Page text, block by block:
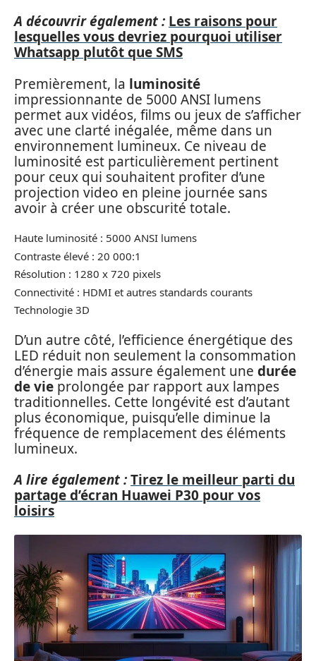
A découvrir également : Les raisons pour
lesquelles vous devriez pourquoi utiliser
Whatsapp plutôt que SMS
Premièrement, la luminosité
impressionnante de 5000 ANSI lumens
permet aux vidéos, films ou jeux de s’afficher
avec une clarté inégalée, même dans un
environnement lumineux. Ce niveau de
luminosité est particulièrement pertinent
pour ceux qui souhaitent profiter d’une
projection video en pleine journée sans
avoir à créer une obscurité totale.
Haute luminosité : 5000 ANSI lumens
Contraste élevé : 20 000:1
Résolution : 1280 x 720 pixels
Connectivité : HDMI et autres standards courants
Technologie 3D
D’un autre côté, l’efficience énergétique des
LED réduit non seulement la consommation
d’énergie mais assure également une durée
de vie prolongée par rapport aux lampes
traditionnelles. Cette longévité est d’autant
plus économique, puisqu’elle diminue la
fréquence de remplacement des éléments
lumineux.
A lire également :Tirez le meilleur parti du
partage d’écran Huawei P30 pour vos
loisirs